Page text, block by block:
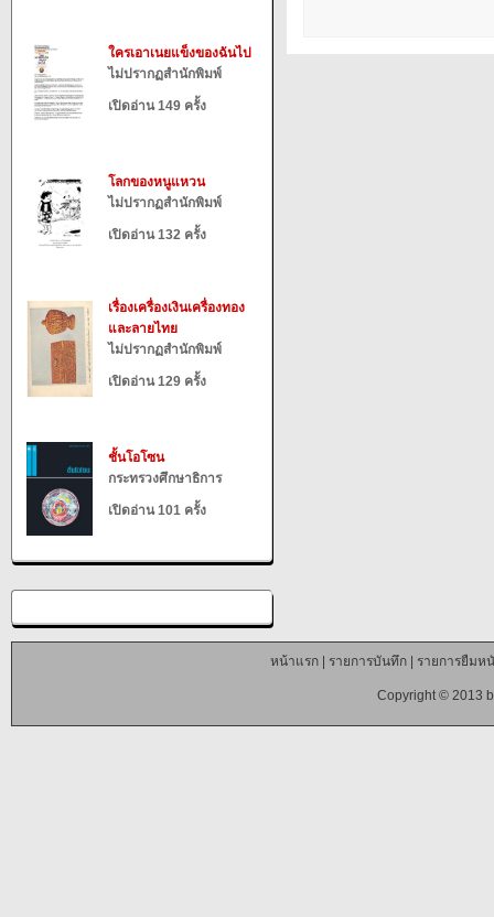
ใครเอาเนยแข็งของฉันไป
ไม่ปรากฏสำนักพิมพ์
เปิดอ่าน 149 ครั้ง
โลกของหนูแหวน
ไม่ปรากฏสำนักพิมพ์
เปิดอ่าน 132 ครั้ง
เรื่องเครื่องเงินเครื่องทอง
และลายไทย
ไม่ปรากฏสำนักพิมพ์
เปิดอ่าน 129 ครั้ง
ชั้นโอโซน
กระทรวงศึกษาธิการ
เปิดอ่าน 101 ครั้ง
หน้าแรก| รายการบันทึก| รายการยืมห
Copyright © 2013